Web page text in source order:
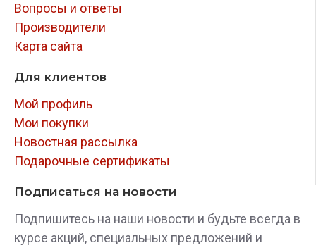
Вопросы и ответы
Производители
Карта сайта
Для клиентов
Мой профиль
Мои покупки
Новостная рассылка
Подарочные сертификаты
Подписаться на новости
Подпишитесь на наши новости и будьте всегда в
курсе акций, специальных предложений и